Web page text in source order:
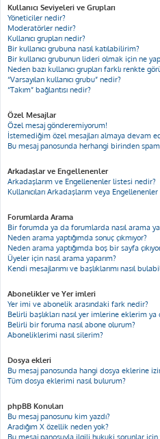
Kullanıcı Seviyeleri ve Grupları
Yöneticiler nedir?
Moderatörler nedir?
Kullanıcı grupları nedir?
Bir kullanıcı grubuna nasıl katılabilirim?
Bir kullanıcı grubunun lideri olmak için ne
Neden bazı kullanıcı grupları farklı renkte
“Varsayılan kullanıcı grubu” nedir?
“Takım” bağlantısı nedir?
Özel Mesajlar
Özel mesaj gönderemiyorum!
İstemediğim özel mesajları almaya devam
Bu mesaj panosunda herhangi birinden
Arkadaşlar ve Engellenenler
Arkadaşlarım ve Engellenenler listesi nedir?
Kullanıcıları Arkadaşlarım veya
Forumlarda Arama
Bir forumda ya da forumlarda nasıl arama
Neden arama yaptığımda sonuç çıkmıyor?
Neden arama yaptığımda boş bir sayfa
Üyeler için nasıl arama yaparım?
Kendi mesajlarımı ve başlıklarımı nasıl
Abonelikler ve Yer imleri
Yer imi ve abonelik arasındaki fark nedir?
Belirli başlıkları nasıl yer imlerine eklerim
Belirli bir foruma nasıl abone olurum?
Aboneliklerimi nasıl silerim?
Dosya ekleri
Bu mesaj panosunda hangi dosya eklerine
Tüm dosya eklerimi nasıl bulurum?
phpBB Konuları
Bu mesaj panosunu kim yazdı?
Aradığım X özellik neden yok?
Bu mesaj panosuyla ilgili hukuki sorunlar